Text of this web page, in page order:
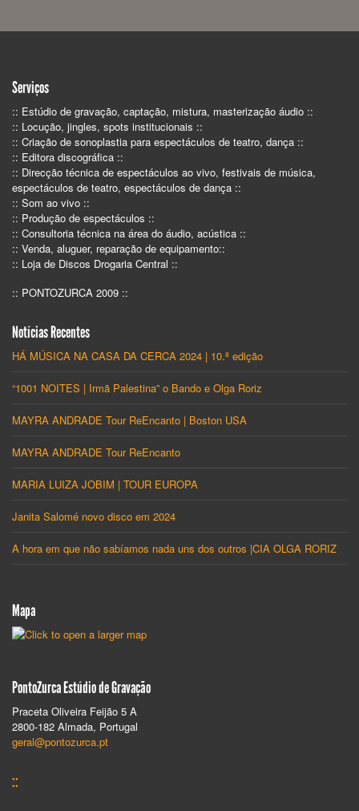
Serviços
:: Estúdio de gravação, captação, mistura, masterização áudio ::
:: Locução, jingles, spots institucionais ::
:: Criação de sonoplastia para espectáculos de teatro, dança ::
:: Editora discográfica ::
:: Direcção técnica de espectáculos ao vivo, festivais de música,
espectáculos de teatro, espectáculos de dança ::
:: Som ao vivo ::
:: Produção de espectáculos ::
:: Consultoria técnica na área do áudio, acústica ::
:: Venda, aluguer, reparação de equipamento::
:: Loja de Discos Drogaria Central ::
:: PONTOZURCA 2009 ::
Notícias Recentes
HÁ MÚSICA NA CASA DA CERCA 2024 | 10.ª edição
“1001 NOITES | Irmã Palestina” o Bando e Olga Roriz
MAYRA ANDRADE Tour ReEncanto | Boston USA
MAYRA ANDRADE Tour ReEncanto
MARIA LUIZA JOBIM | TOUR EUROPA
Janita Salomé novo disco em 2024
A hora em que não sabíamos nada uns dos outros |CIA OLGA RORIZ
Mapa
PontoZurca Estúdio de Gravação
Praceta Oliveira Feijão 5 A
2800-182 Almada, Portugal
geral@pontozurca.pt
::